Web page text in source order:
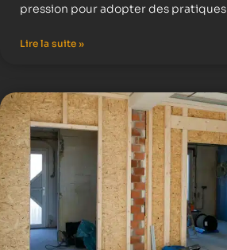
pression pour adopter des pratiques
Lire la suite »